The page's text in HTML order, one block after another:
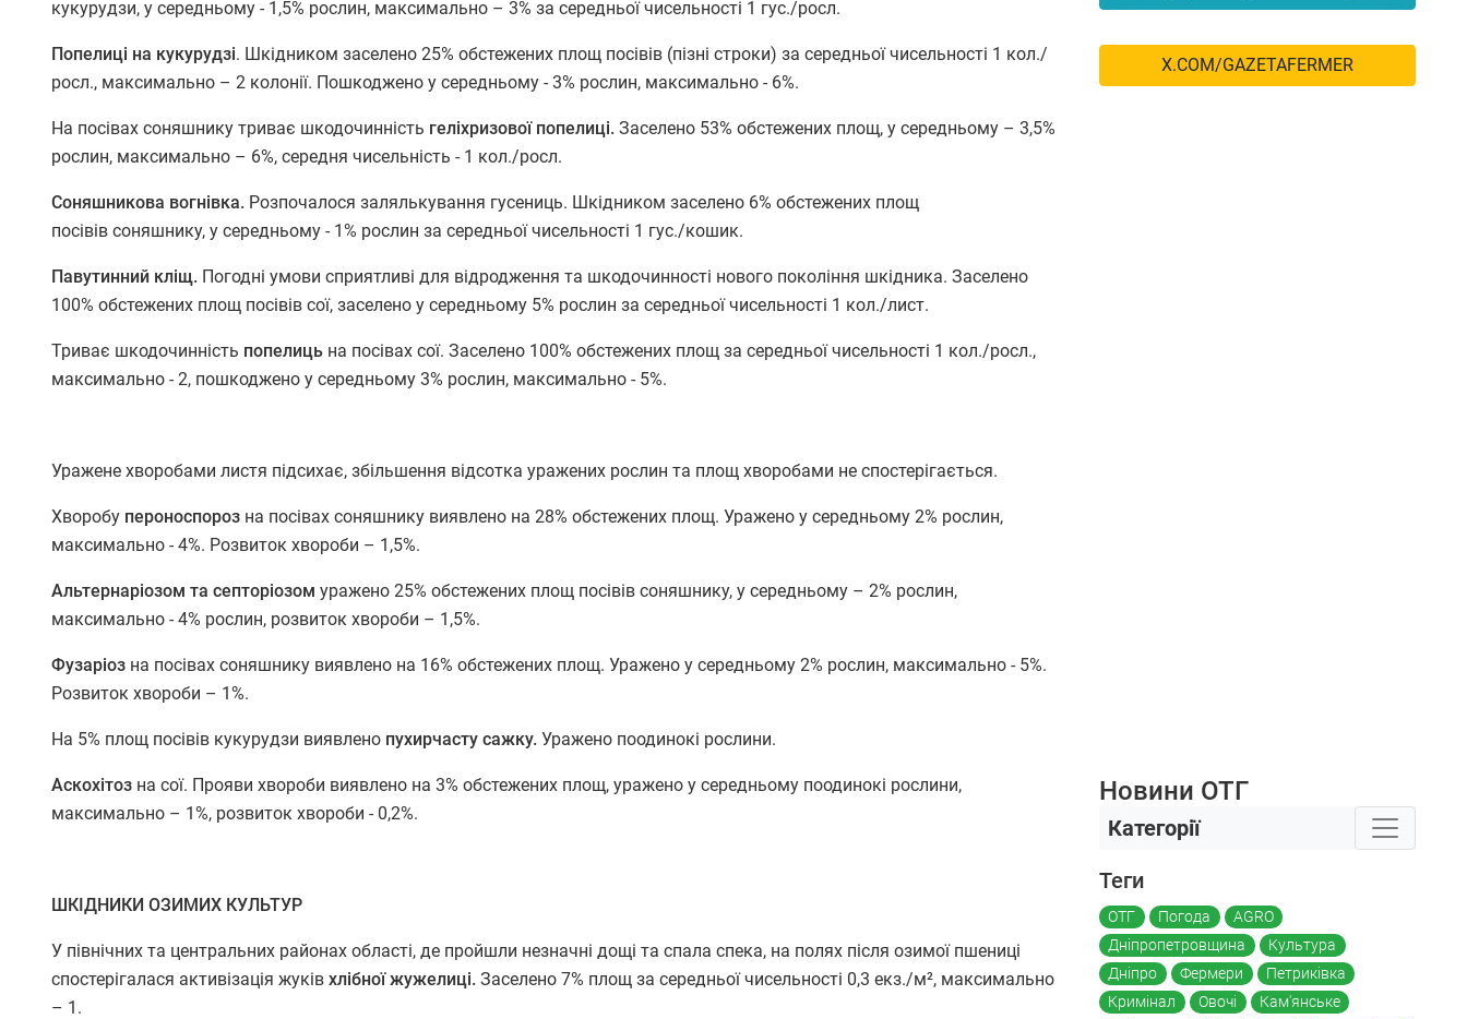
кукурудзи, у середньому - 1,5% рослин, максимально – 3% за середньої чисельності 1 гус./росл.
Попелиці на кукурудзі. Шкідником заселено 25% обстежених площ посівів (пізні строки) за середньої чисельності 1 кол./
росл., максимально – 2 колонії. Пошкоджено у середньому - 3% рослин, максимально - 6%.
На посівах соняшнику триває шкодочинність геліхризової попелиці. Заселено 53% обстежених площ, у середньому – 3,5%
рослин, максимально – 6%, середня чисельність - 1 кол./росл.
Соняшникова вогнівка. Розпочалося залялькування гусениць. Шкідником заселено 6% обстежених площ
посівів соняшнику, у середньому - 1% рослин за середньої чисельності 1 гус./кошик.
Павутинний кліщ. Погодні умови сприятливі для відродження та шкодочинності нового покоління шкідника. Заселено
100% обстежених площ посівів сої, заселено у середньому 5% рослин за середньої чисельності 1 кол./лист.
Триває шкодочинність попелиць на посівах сої. Заселено 100% обстежених площ за середньої чисельності 1 кол./росл.,
максимально - 2, пошкоджено у середньому 3% рослин, максимально - 5%.
Уражене хворобами листя підсихає, збільшення відсотка уражених рослин та площ хворобами не спостерігається.
Хворобу пероноспороз на посівах соняшнику виявлено на 28% обстежених площ. Уражено у середньому 2% рослин,
максимально - 4%. Розвиток хвороби – 1,5%.
Альтернаріозом та септоріозом уражено 25% обстежених площ посівів соняшнику, у середньому – 2% рослин,
максимально - 4% рослин, розвиток хвороби – 1,5%.
Фузаріоз на посівах соняшнику виявлено на 16% обстежених площ. Уражено у середньому 2% рослин, максимально - 5%.
Розвиток хвороби – 1%.
На 5% площ посівів кукурудзи виявлено пухирчасту сажку. Уражено поодинокі рослини.
Аскохітоз на сої. Прояви хвороби виявлено на 3% обстежених площ, уражено у середньому поодинокі рослини,
максимально – 1%, розвиток хвороби - 0,2%.
ШКІДНИКИ ОЗИМИХ КУЛЬТУР
У північних та центральних районах області, де пройшли незначні дощі та спала спека, на полях після озимої пшениці
спостерігалася активізація жуків хлібної жужелиці. Заселено 7% площ за середньої чисельності 0,3 екз./м², максимально
– 1.
X.COM/GAZETAFERMER
Новини ОТГ
Категорії
Теги
ОТГ Погода
AGRO
Дніпропетровщина
Культура
Дніпро
Фермери
Петриківка
Кримінал
Овочі
Кам'янське